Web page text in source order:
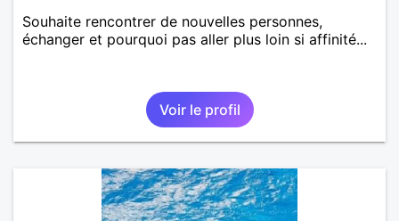
Souhaite rencontrer de nouvelles personnes,
échanger et pourquoi pas aller plus loin si affinité...
Voir le profil